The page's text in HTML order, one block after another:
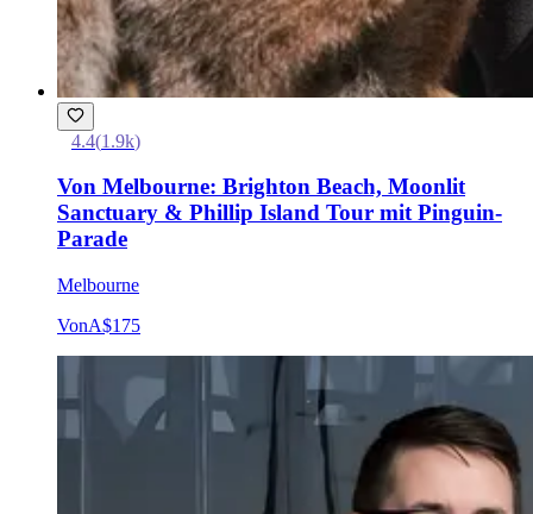
4.4(1.9k)
Von Melbourne: Brighton Beach, Moonlit
Sanctuary & Phillip Island Tour mit Pinguin-
Parade
Melbourne
VonA$175